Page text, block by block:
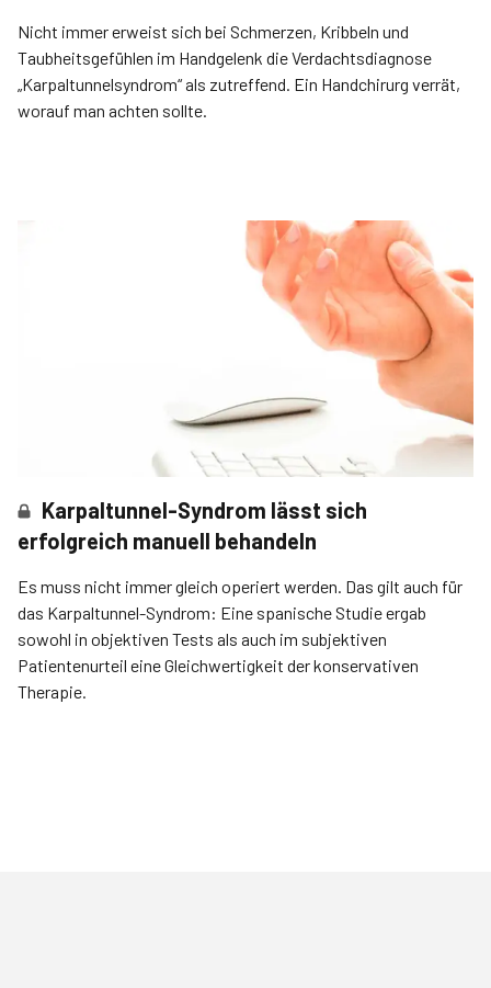
Nicht immer erweist sich bei Schmerzen, Kribbeln und
Taubheitsgefühlen im Handgelenk die Verdachtsdiagnose
„Karpal­tunnelsyndrom“ als zutreffend. Ein Handchirurg verrät,
worauf man achten sollte.
Karpaltunnel-Syndrom lässt sich
erfolgreich manuell behandeln
Es muss nicht immer gleich operiert werden. Das gilt auch für
das Karpaltunnel-Syndrom: Eine spanische Studie ergab
sowohl in objektiven Tests als auch im subjektiven
Patientenurteil eine Gleichwertigkeit der konservativen
Therapie.